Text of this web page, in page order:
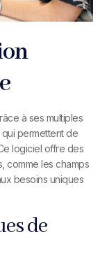
à ses multiples
permettent de
logiciel offre des
comme les champs
besoins uniques
de